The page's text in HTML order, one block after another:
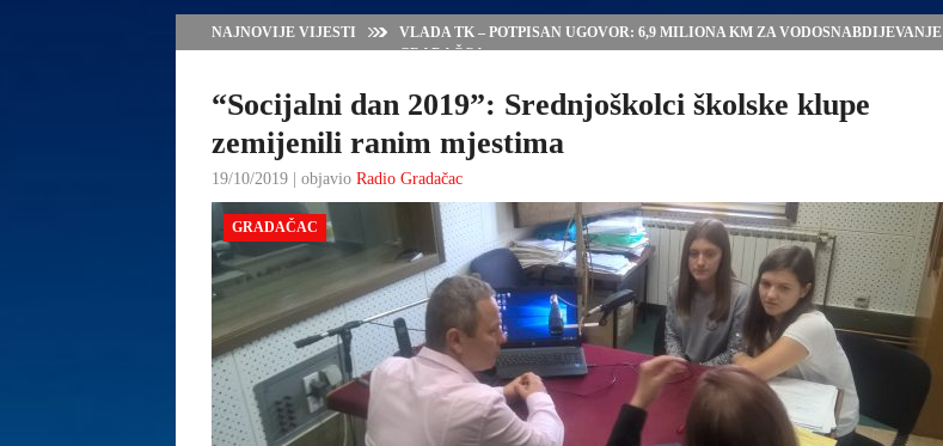
NAJNOVIJE VIJESTI
VLADA TK – POTPISAN UGOVOR: 6,9 MILIONA KM ZA VODOSNABDIJEVANJE
GRADAČCA
“Socijalni dan 2019”: Srednjoškolci školske klupe
zemijenili ranim mjestima
19/10/2019 | objavio Radio Gradačac
GRADAČAC